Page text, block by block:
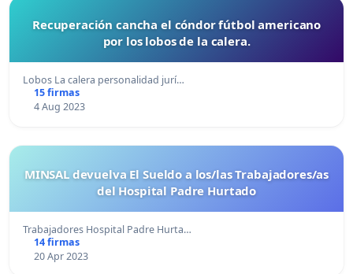
Recuperación cancha el cóndor fútbol americano
por los lobos de la calera.
Lobos La calera personalidad jurí…
15 firmas
4 Aug 2023
MINSAL devuelva El Sueldo a los/las Trabajadores/as
del Hospital Padre Hurtado
Trabajadores Hospital Padre Hurta…
14 firmas
20 Apr 2023